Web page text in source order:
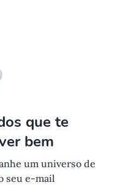
que te
bem
um universo de
seu e-mail